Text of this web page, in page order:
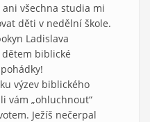
ani všechna studia mi
děti v nedělní škole.
Ladislava
biblické
výzev biblického
vám „ohluchnout“
Ježíš nečerpal